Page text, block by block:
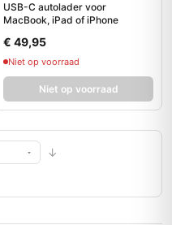
USB-C autolader voor
MacBook, iPad of iPhone
€ 49,95
Niet op voorraad
Niet op voorraad
↓